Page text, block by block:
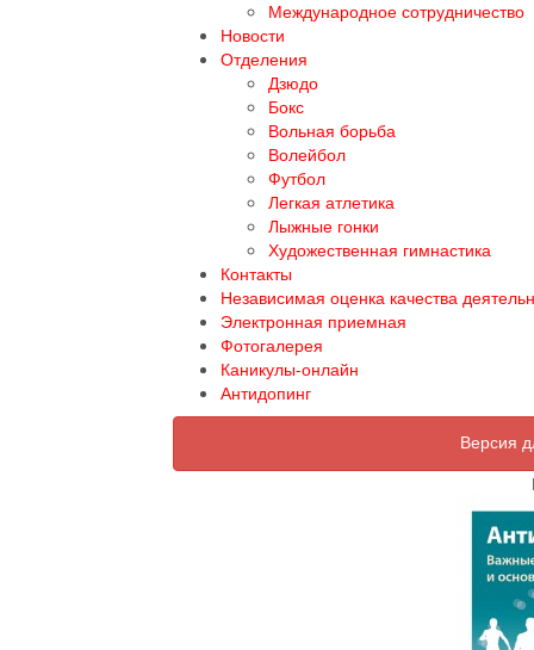
Международное сотрудничество
Новости
Отделения
Дзюдо
Бокс
Вольная борьба
Волейбол
Футбол
Легкая атлетика
Лыжные гонки
Художественная гимнастика
Контакты
Независимая оценка качества
Электронная приемная
Фотогалерея
Каникулы-онлайн
Антидопинг
Версия